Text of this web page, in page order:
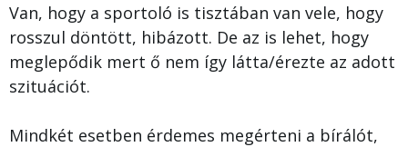
Van, hogy a sportoló is tisztában van vele, hogy
rosszul döntött, hibázott. De az is lehet, hogy
meglepődik mert ő nem így látta/érezte az adott
szituációt.
Mindkét esetben érdemes megérteni a bírálót,